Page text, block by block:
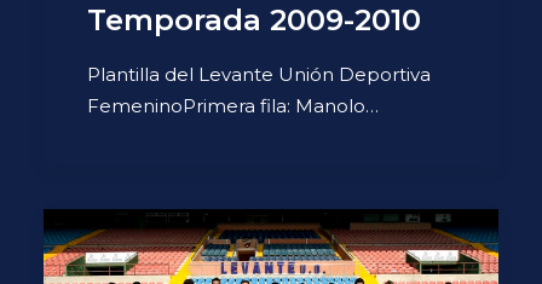
Temporada 2009-2010
Plantilla del Levante Unión Deportiva
FemeninoPrimera fila: Manolo…